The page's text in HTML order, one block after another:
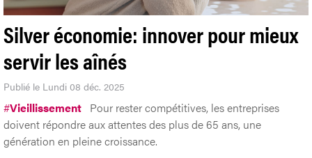
Silver économie: innover pour mieux
servir les aînés
Publié le Lundi 08 déc. 2025
#Vieillissement Pour rester compétitives, les entreprises
doivent répondre aux attentes des plus de 65 ans, une
génération en pleine croissance.